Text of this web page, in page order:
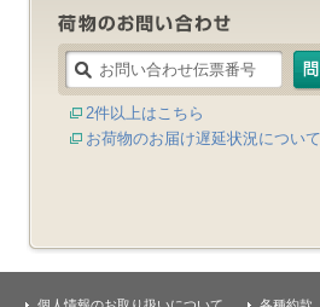
2件以上はこちら
お荷物のお届け遅延状況について